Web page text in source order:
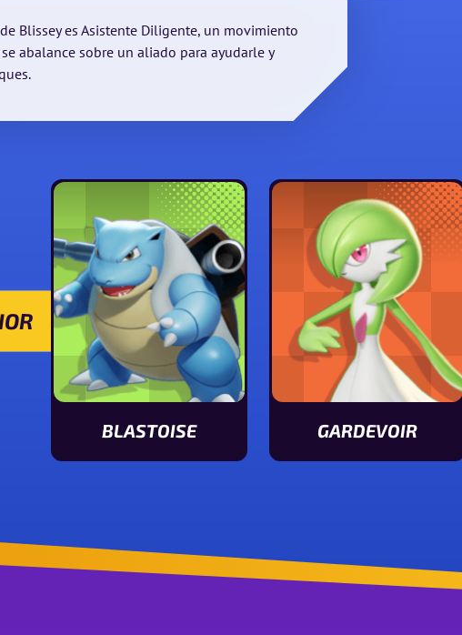
Blissey es Asistente Diligente, un movimiento
abalance sobre un aliado para ayudarle y
BLASTOISE
Ver características de Blastoise
GARDEVOIR
Ver características de